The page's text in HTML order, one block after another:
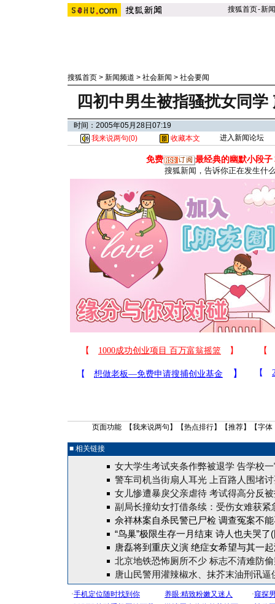
搜狐首页-新闻
搜狐首页 > 新闻频道 > 社会新闻 > 社会要闻
四初中男生被指骚扰女同
时间：2005年05月28日07:19
我来说两句(0) 收藏本文 进入新闻论坛
免费 最经典的幽默小段子
搜狐新闻，告诉你正在发生什
页面功能 【我来说两句 】【热点排行】【推荐】【字体
■ 相关链接
女大学生考试夹条作弊被退学 告学校
警车司机当街扇人耳光 上百路人围堵
女儿惨遭暴戾父亲虐待 考试得高分反
副局长撞幼女打借条续：受伤女难获紧
佘祥林案自杀民警已尸检 调查冤案不
“鸟巢”极限生存一月结束 诗人也夫哭了
唐磊将到重庆义演 绝症女希望与其一
北京地铁恐怖厕所不少 标志不清难防
唐山民警用灌辣椒水、抹芥末油刑讯逼